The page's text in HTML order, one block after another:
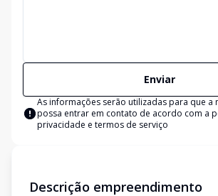
Enviar
As informações serão utilizadas para que a
possa entrar em contato de acordo com a
privacidade e termos de serviço
Descrição empreendimento